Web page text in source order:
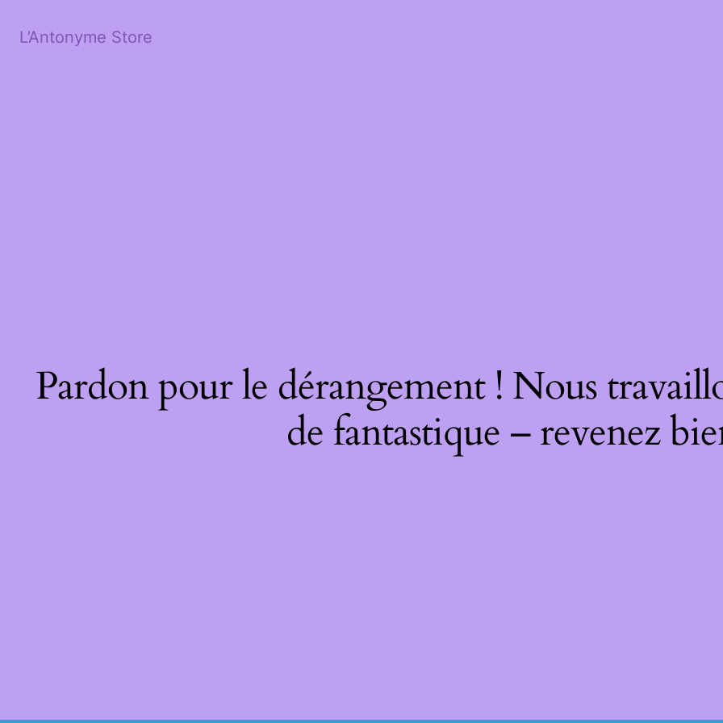
L’Antonyme Store
Pardon pour le dérangement ! Nous
de fantastique – revenez